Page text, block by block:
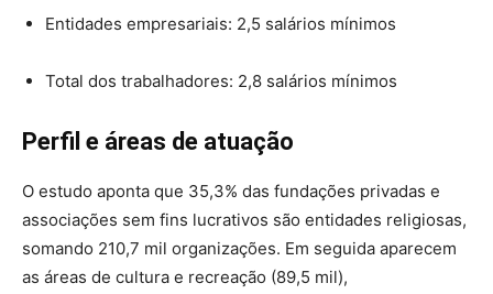
Entidades empresariais: 2,5 salários mínimos
Total dos trabalhadores: 2,8 salários mínimos
Perfil e áreas de atuação
O estudo aponta que 35,3% das fundações privadas e
associações sem fins lucrativos são entidades religiosas,
somando 210,7 mil organizações. Em seguida aparecem
as áreas de cultura e recreação (89,5 mil),